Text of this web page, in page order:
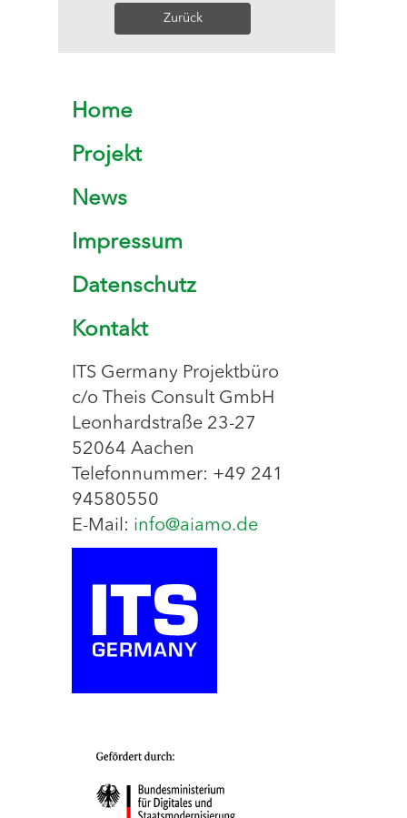
Zurück
Home
Projekt
News
Impressum
Datenschutz
Kontakt
ITS Germany Projektbüro
c/o Theis Consult GmbH
Leonhardstraße 23-27
52064 Aachen
Telefonnummer: +49 241
94580550
E-Mail: info@aiamo.de